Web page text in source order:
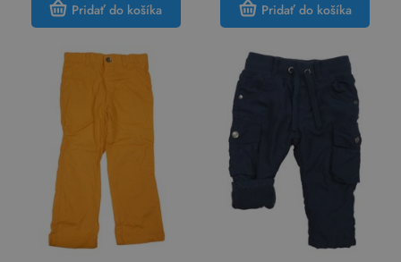
Pridať do košíka Pridať do košíka